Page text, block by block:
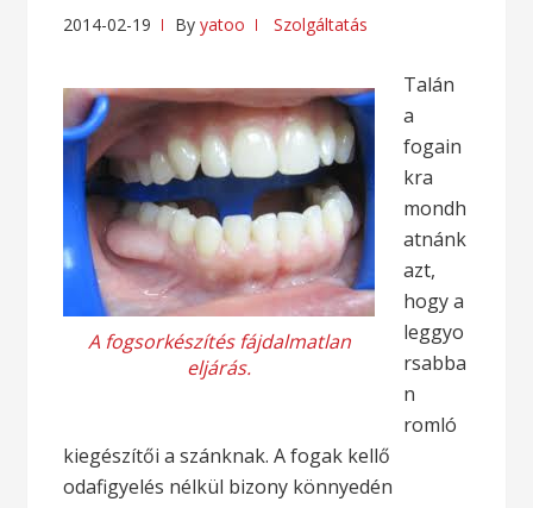
2014-02-19 Byyatoo Szolgáltatás
A fogsorkészítés fájdalmatlan
eljárás.
Talán
a
fogain
kra
mondh
atnánk
azt,
hogy a
leggyo
rsabba
n
romló
kiegészítői a szánknak. A fogak kellő
odafigyelés nélkül bizony könnyedén